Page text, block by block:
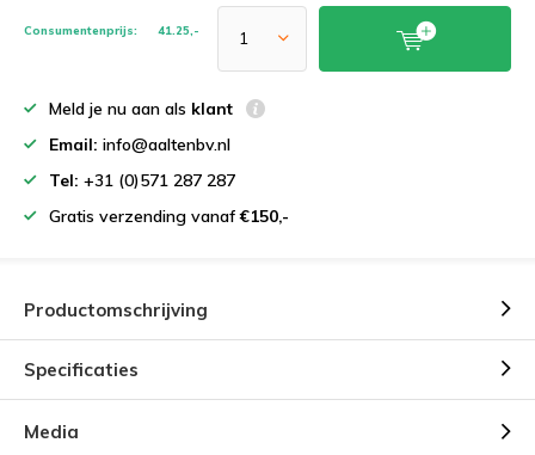
Consumentenprijs: 41.25,-
Meld je nu aan als klant
Email: info@aaltenbv.nl
Tel: +31 (0)571 287 287
Gratis verzending vanaf€150,-
Productomschrijving
Specificaties
Media